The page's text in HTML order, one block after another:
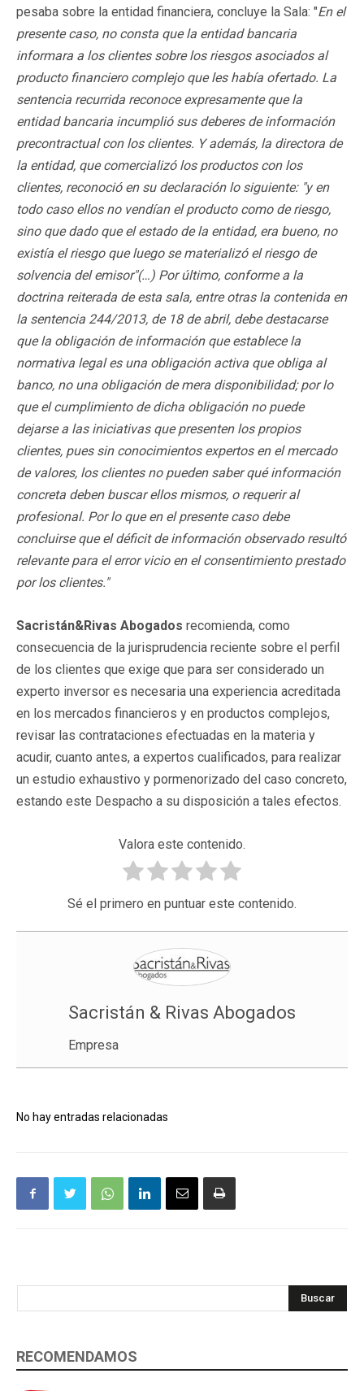
pesaba sobre la entidad financiera, concluye la Sala: "En el
presente caso, no consta que la entidad bancaria
informara a los clientes sobre los riesgos asociados al
producto financiero complejo que les había ofertado. La
sentencia recurrida reconoce expresamente que la
entidad bancaria incumplió sus deberes de información
precontractual con los clientes. Y además, la directora de
la entidad, que comercializó los productos con los
clientes, reconoció en su declaración lo siguiente: "y en
todo caso ellos no vendían el producto como de riesgo,
sino que dado que el estado de la entidad, era bueno, no
existía el riesgo que luego se materializó el riesgo de
solvencia del emisor"(…) Por último, conforme a la
doctrina reiterada de esta sala, entre otras la contenida en
la sentencia 244/2013, de 18 de abril, debe destacarse
que la obligación de información que establece la
normativa legal es una obligación activa que obliga al
banco, no una obligación de mera disponibilidad; por lo
que el cumplimiento de dicha obligación no puede
dejarse a las iniciativas que presenten los propios
clientes, pues sin conocimientos expertos en el mercado
de valores, los clientes no pueden saber qué información
concreta deben buscar ellos mismos, o requerir al
profesional. Por lo que en el presente caso debe
concluirse que el déficit de información observado resultó
relevante para el error vicio en el consentimiento prestado
por los clientes."
Sacristán&Rivas Abogados recomienda, como
consecuencia de la jurisprudencia reciente sobre el perfil
de los clientes que exige que para ser considerado un
experto inversor es necesaria una experiencia acreditada
en los mercados financieros y en productos complejos,
revisar las contrataciones efectuadas en la materia y
acudir, cuanto antes, a expertos cualificados, para realizar
un estudio exhaustivo y pormenorizado del caso concreto,
estando este Despacho a su disposición a tales efectos.
Valora este contenido.
Sé el primero en puntuar este contenido.
Sacristán & Rivas Abogados
Empresa
No hay entradas relacionadas
Buscar
RECOMENDAMOS